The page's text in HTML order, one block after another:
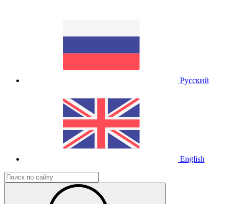
Русский
English